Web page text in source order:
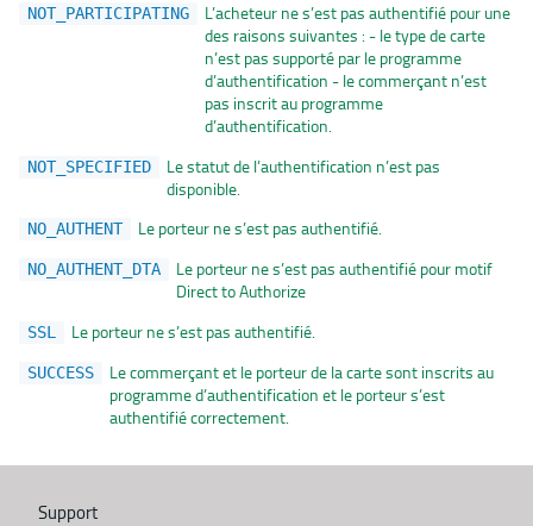
NOT_PARTICIPATING
L’acheteur ne s’est pas authentifié pour une
des raisons suivantes : - le type de carte
n’est pas supporté par le programme
d’authentification - le commerçant n’est
pas inscrit au programme
d’authentification.
NOT_SPECIFIED
Le statut de l’authentification n’est pas
disponible.
NO_AUTHENT Le porteur ne s’est pas authentifié.
NO_AUTHENT_DTA
Le porteur ne s’est pas authentifié pour motif
Direct to Authorize
SSL Le porteur ne s’est pas authentifié.
SUCCESS
Le commerçant et le porteur de la carte sont inscrits au
programme d’authentification et le porteur s’est
authentifié correctement.
Support